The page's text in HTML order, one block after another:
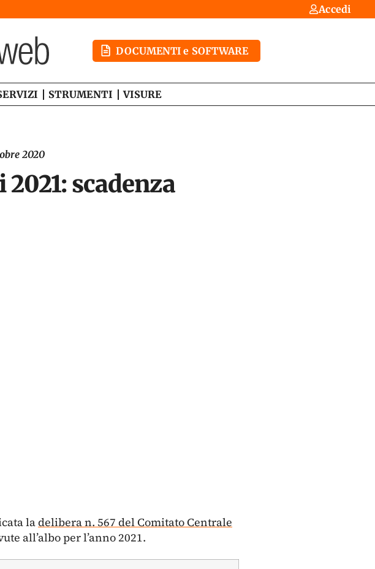
Accedi
DOCUMENTI e SOFTWARE
STRUMENTI VISURE
2020
scadenza
ladelibera n. 567 del Comitato Centrale
all’albo per l’anno 2021.